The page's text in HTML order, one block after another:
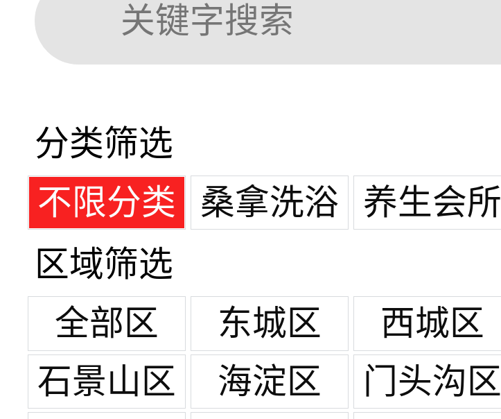
分类筛选
不限分类
桑拿洗浴 养生会所
区域筛选
全部区
东城区 西城区
石景山区
海淀区 门头沟区